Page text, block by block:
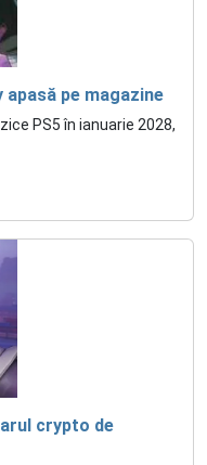
pe magazine
PS5 în ianuarie 2028,
crypto de